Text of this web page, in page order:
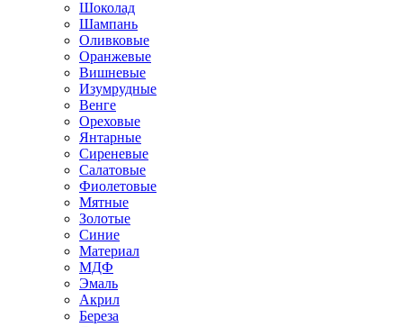
Шоколад
Шампань
Оливковые
Оранжевые
Вишневые
Изумрудные
Венге
Ореховые
Янтарные
Сиреневые
Салатовые
Фиолетовые
Мятные
Золотые
Синие
Материал
МДФ
Эмаль
Акрил
Береза